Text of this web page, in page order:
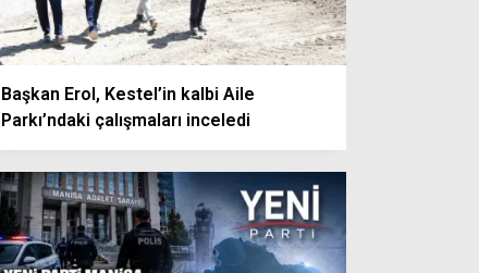
Başkan Erol, Kestel’in kalbi Aile
Parkı’ndaki çalışmaları inceledi